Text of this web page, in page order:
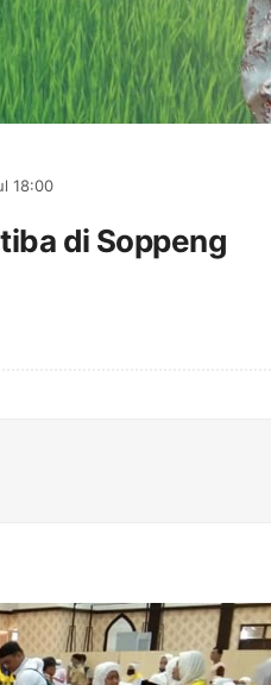
18:00
di Soppeng